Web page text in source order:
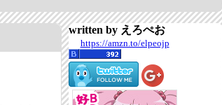
written by えろぺお
https://amzn.to/elpeojp